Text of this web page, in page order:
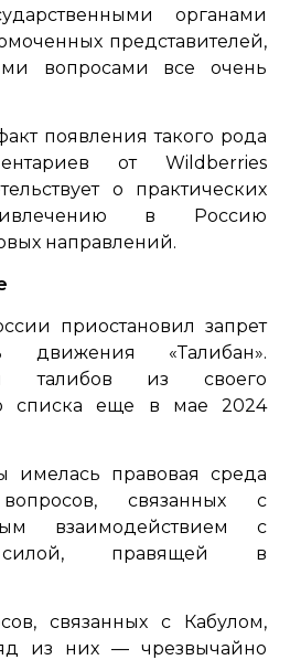
органами
представителей,
вопросами все очень
появления такого рода
от Wildberries
о практических
в Россию
направлений.
приостановил запрет
движения «Талибан».
талибов из своего
списка еще в мае 2024
имелась правовая среда
связанных с
взаимодействием с
силой, правящей в
связанных с Кабулом,
из них — чрезвычайно